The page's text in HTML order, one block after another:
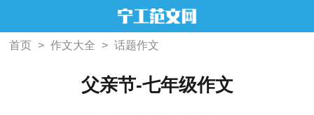
首页 > 作文大全 > 话题作文
父亲节-七年级作文